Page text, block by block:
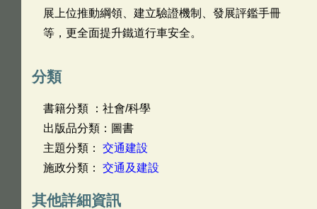
展上位推動綱領、建立驗證機制、發展評鑑手冊
等，更全面提升鐵道行車安全。
分類
書籍分類 ：社會/科學
出版品分類：圖書
主題分類： 交通建設
施政分類： 交通及建設
其他詳細資訊